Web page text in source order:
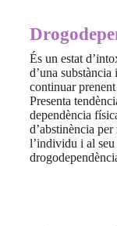
És un estat
d’una
continuar
Presenta
dependència
d’abstinència
l’individu i al